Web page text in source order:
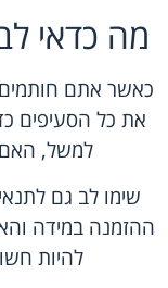
מה כדאי
כאשר אתם
את כל הסעיפים
למשל, האם
שימו לב גם
ההזמנה במידה
להיות